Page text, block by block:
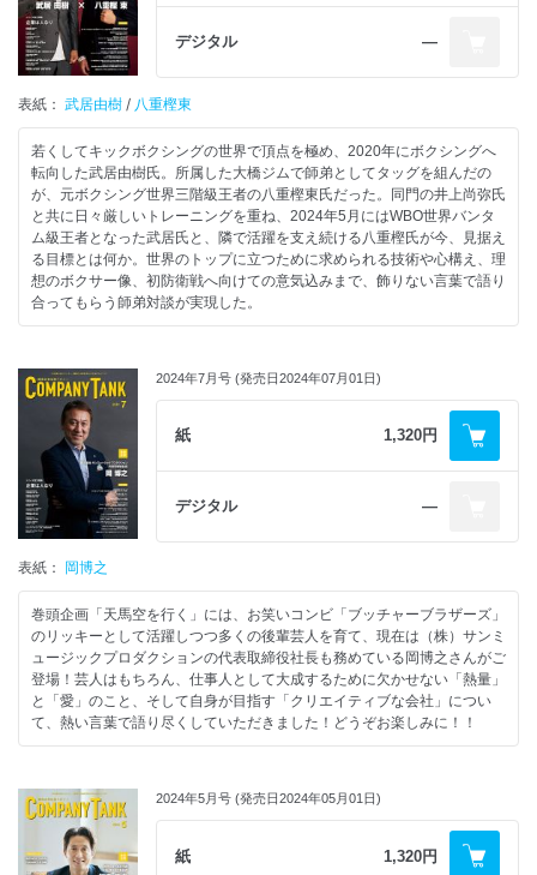
デジタル ―
表紙： 武居由樹 / 八重樫東
若くしてキックボクシングの世界で頂点を極め、2020年にボクシングへ
転向した武居由樹氏。所属した大橋ジムで師弟としてタッグを組んだの
が、元ボクシング世界三階級王者の八重樫東氏だった。同門の井上尚弥氏
と共に日々厳しいトレーニングを重ね、2024年5月にはWBO世界バンタ
ム級王者となった武居氏と、隣で活躍を支え続ける八重樫氏が今、見据え
る目標とは何か。世界のトップに立つために求められる技術や心構え、理
想のボクサー像、初防衛戦へ向けての意気込みまで、飾りない言葉で語り
合ってもらう師弟対談が実現した。
2024年7月号 (発売日2024年07月01日)
紙 1,320円
デジタル ―
表紙： 岡博之
巻頭企画「天馬空を行く」には、お笑いコンビ「ブッチャーブラザーズ」
のリッキーとして活躍しつつ多くの後輩芸人を育て、現在は（株）サンミ
ュージックプロダクションの代表取締役社長も務めている岡博之さんがご
登場！芸人はもちろん、仕事人として大成するために欠かせない「熱量」
と「愛」のこと、そして自身が目指す「クリエイティブな会社」につい
て、熱い言葉で語り尽くしていただきました！どうぞお楽しみに！！
2024年5月号 (発売日2024年05月01日)
紙 1,320円